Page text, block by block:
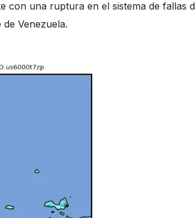
con una ruptura en el sistema de fallas
Venezuela.